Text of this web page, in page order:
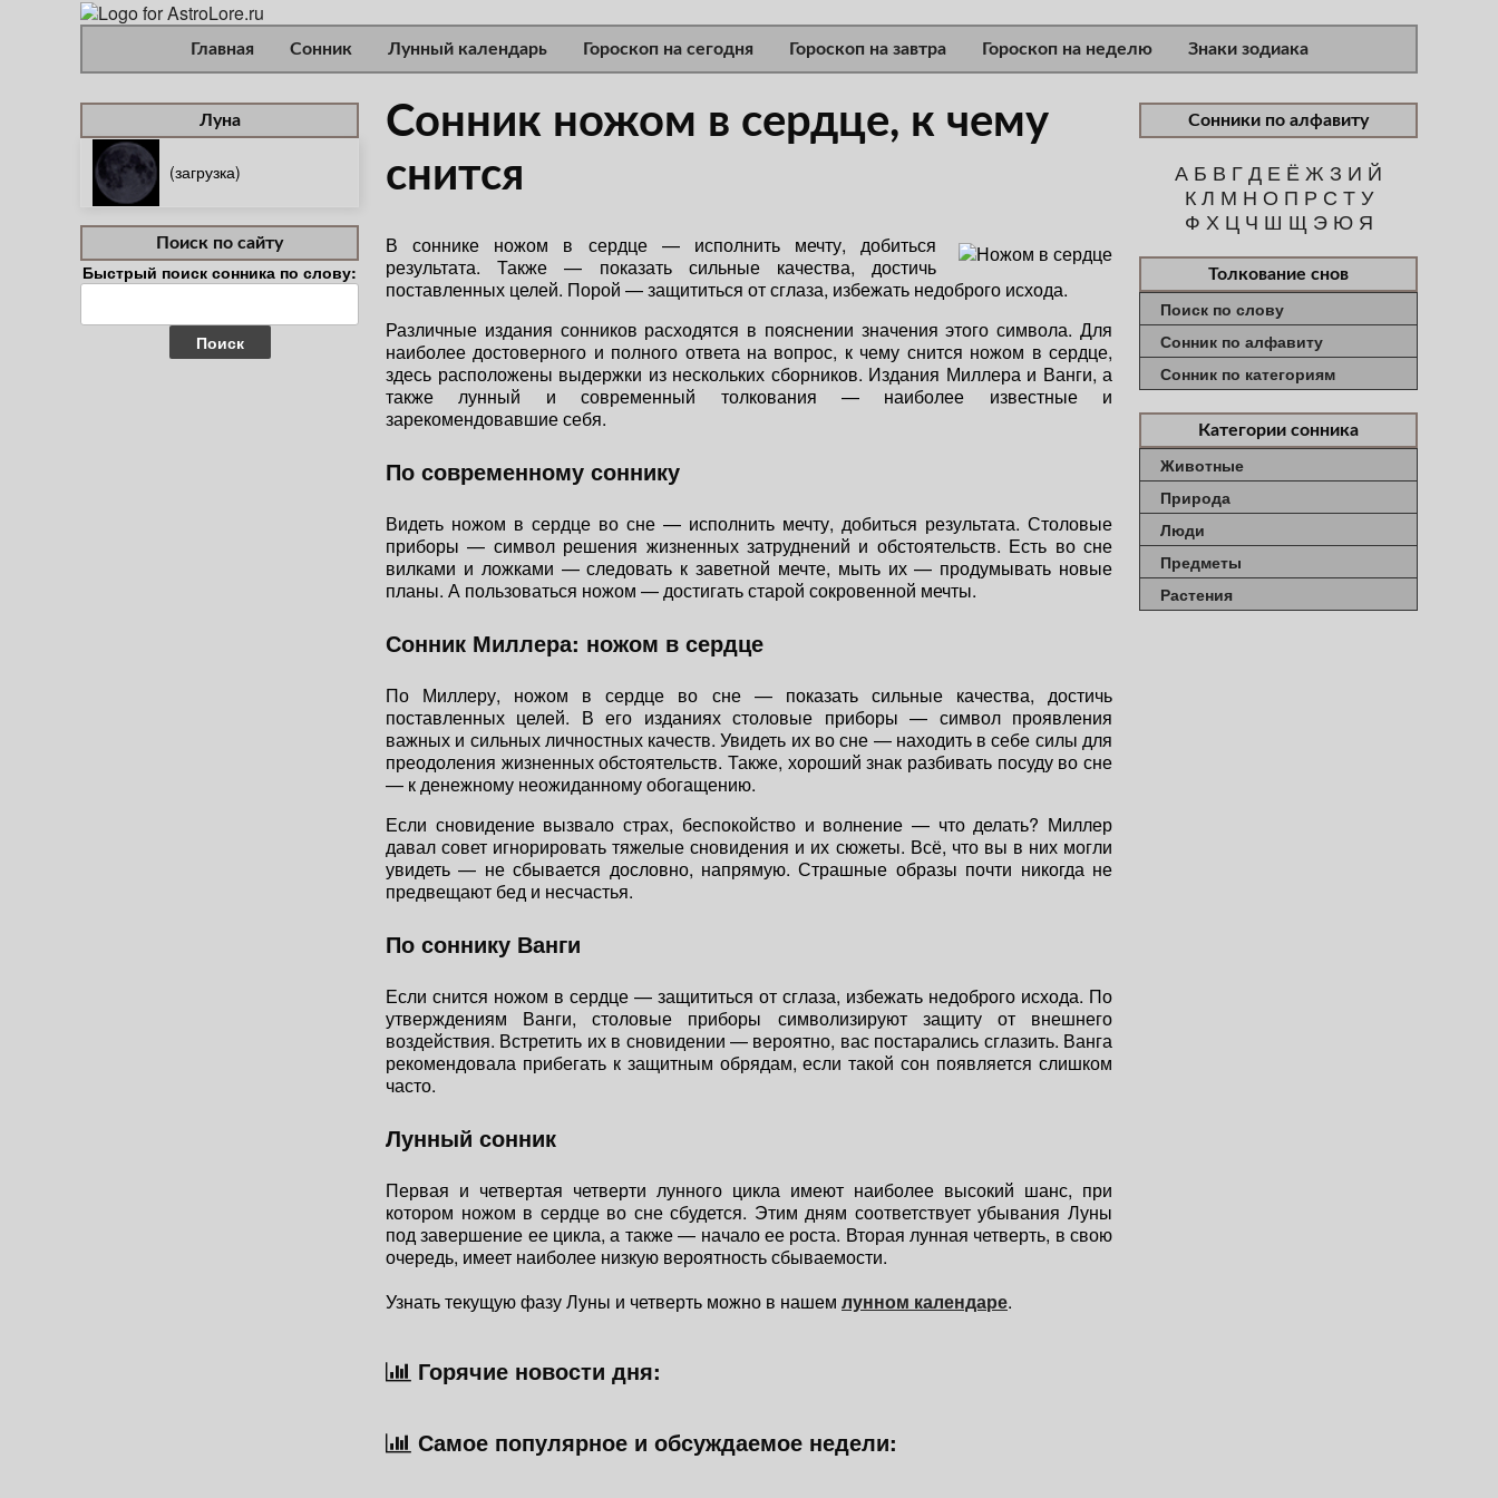
Главная Сонник Лунный календарь Гороскоп на сегодня Гороскоп на завтра Гороскоп на неделю Знаки зодиака
Луна
(загрузка)
Поиск по сайту
Быстрый поиск сонника по слову:
Найти:
Сонник ножом в сердце, к чему
снится
В соннике ножом в сердце — исполнить мечту, добиться
результата. Также — показать сильные качества, достичь
поставленных целей. Порой — защититься от сглаза, избежать недоброго исхода.
Различные издания сонников расходятся в пояснении значения этого символа. Для
наиболее достоверного и полного ответа на вопрос, к чему снится ножом в сердце,
здесь расположены выдержки из нескольких сборников. Издания Миллера и Ванги, а
также лунный и современный толкования — наиболее известные и
зарекомендовавшие себя.
По современному соннику
Видеть ножом в сердце во сне — исполнить мечту, добиться результата. Столовые
приборы — символ решения жизненных затруднений и обстоятельств. Есть во сне
вилками и ложками — следовать к заветной мечте, мыть их — продумывать новые
планы. А пользоваться ножом — достигать старой сокровенной мечты.
Сонник Миллера: ножом в сердце
По Миллеру, ножом в сердце во сне — показать сильные качества, достичь
поставленных целей. В его изданиях столовые приборы — символ проявления
важных и сильных личностных качеств. Увидеть их во сне — находить в себе силы для
преодоления жизненных обстоятельств. Также, хороший знак разбивать посуду во сне
— к денежному неожиданному обогащению.
Если сновидение вызвало страх, беспокойство и волнение — что делать? Миллер
давал совет игнорировать тяжелые сновидения и их сюжеты. Всё, что вы в них могли
увидеть — не сбывается дословно, напрямую. Страшные образы почти никогда не
предвещают бед и несчастья.
По соннику Ванги
Если снится ножом в сердце — защититься от сглаза, избежать недоброго исхода. По
утверждениям Ванги, столовые приборы символизируют защиту от внешнего
воздействия. Встретить их в сновидении — вероятно, вас постарались сглазить. Ванга
рекомендовала прибегать к защитным обрядам, если такой сон появляется слишком
часто.
Лунный сонник
Первая и четвертая четверти лунного цикла имеют наиболее высокий шанс, при
котором ножом в сердце во сне сбудется. Этим дням соответствует убывания Луны
под завершение ее цикла, а также — начало ее роста. Вторая лунная четверть, в свою
очередь, имеет наиболее низкую вероятность сбываемости.
Узнать текущую фазу Луны и четверть можно в нашем лунном календаре.
Горячие новости дня:
Самое популярное и обсуждаемое недели:
Сонники по алфавиту
А Б В ГД Е Ё Ж З И Й
К Л М Н О П Р С Т У
Ф Х Ц Ч Ш Щ Э Ю Я
Толкование снов
Поиск по слову
Сонник по алфавиту
Сонник по категориям
Категории сонника
Животные
Природа
Люди
Предметы
Растения